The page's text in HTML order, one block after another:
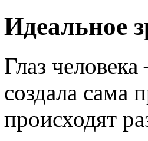
Идеальное
Глаз
создала сама
происходят